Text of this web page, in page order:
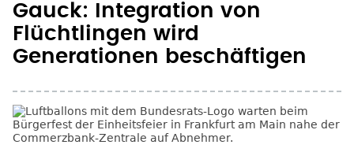
Gauck: Integration von
Flüchtlingen wird
Generationen beschäftigen